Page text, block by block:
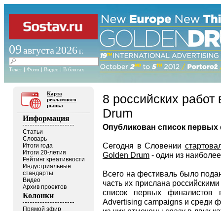
09августа 2026г.
Текст | Фото | Видео | В блогах
Карта
рекламного
рынка
Информация
Статьи
Словарь
Итоги года
Итоги 20-летия
Рейтинг креативности
Индустриальные
стандарты
Видео
Архив проектов
Колонки
Прямой эфир
8 российских
Drum
Опубликован список
Сегодня в Словении
Golden Drum - один из
Всего на фестиваль было
часть их прислана
список первых финалистов
Advertising campaigns и среди